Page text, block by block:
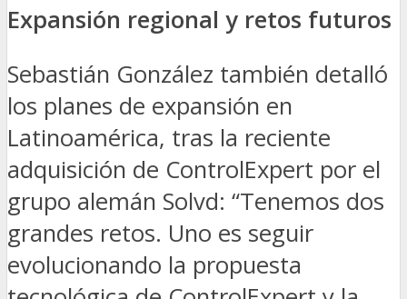
Expansión regional y retos futuros
Sebastián González también detalló
los planes de expansión en
Latinoamérica, tras la reciente
adquisición de ControlExpert por el
grupo alemán Solvd: “Tenemos dos
grandes retos. Uno es seguir
evolucionando la propuesta